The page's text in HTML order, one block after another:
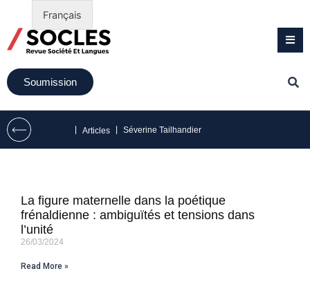
Soumission
Articles Séverine Tailhandier
La figure maternelle dans la poétique
frénaldienne : ambiguïtés et tensions dans
l’unité
26/03/2024
Read More »
Français